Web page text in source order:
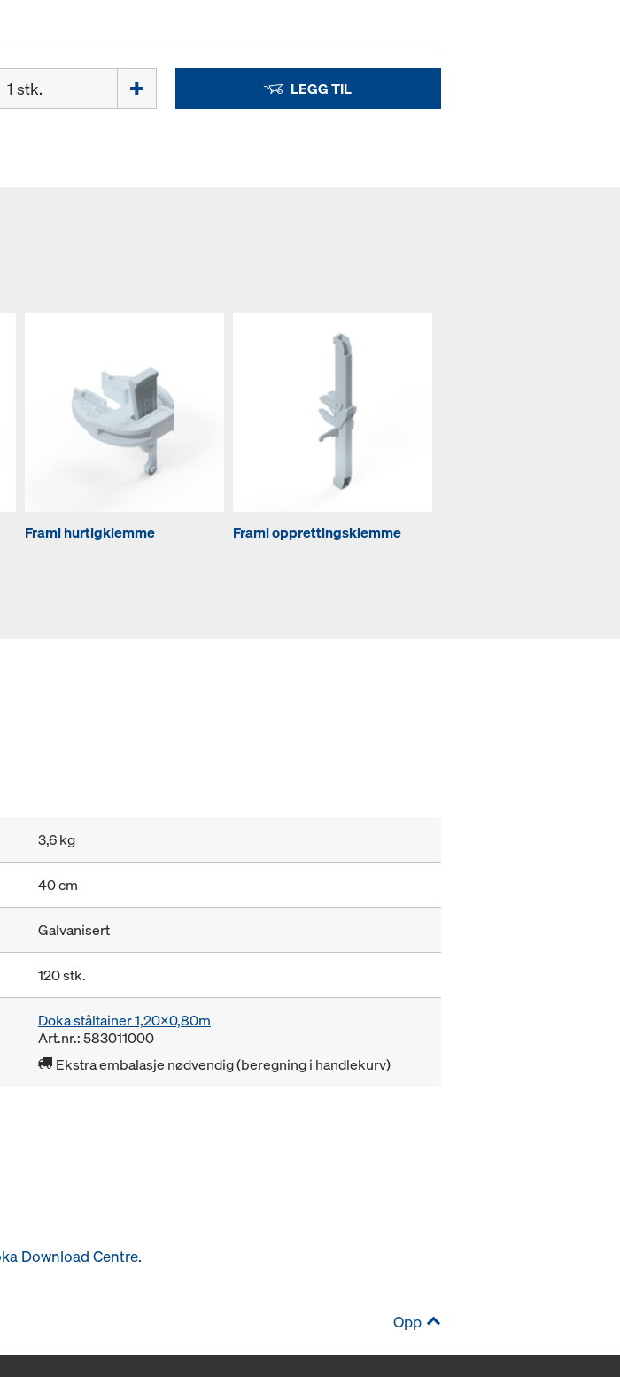
LEGG TIL
Frami hurtigklemme Frami opprettingsklemme
3,6 kg
40 cm
Galvanisert
120 stk.
Doka ståltainer 1,20x0,80m
Art.nr.: 583011000
Ekstra embalasje nødvendig (beregning i handlekurv)
Download Centre.
Opp